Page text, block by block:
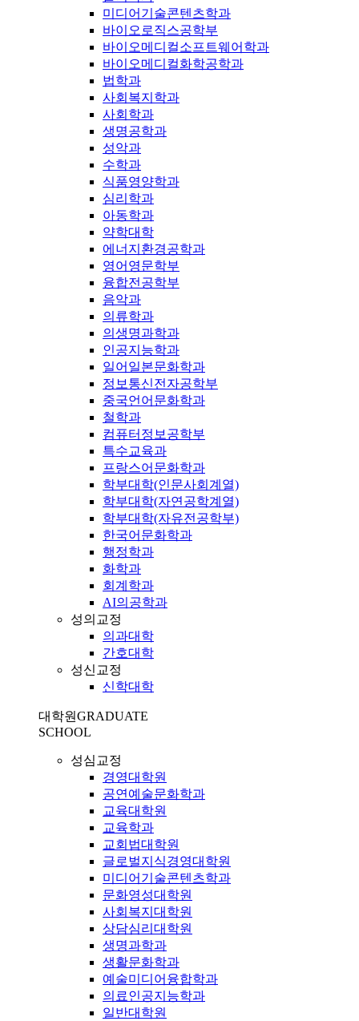
미디어기술콘텐츠학과
바이오로직스공학부
바이오메디컬소프트웨어학과
바이오메디컬화학공학과
법학과
사회복지학과
사회학과
생명공학과
성악과
수학과
식품영양학과
심리학과
아동학과
약학대학
에너지환경공학과
영어영문학부
융합전공학부
음악과
의류학과
의생명과학과
인공지능학과
일어일본문화학과
정보통신전자공학부
중국언어문화학과
철학과
컴퓨터정보공학부
특수교육과
프랑스어문화학과
학부대학(인문사회계열)
학부대학(자연공학계열)
학부대학(자유전공학부)
한국어문화학과
행정학과
화학과
회계학과
AI의공학과
성의교정
의과대학
간호대학
성신교정
신학대학
대학원GRADUATE
SCHOOL
성심교정
경영대학원
공연예술문화학과
교육대학원
교육학과
교회법대학원
글로벌지식경영대학원
미디어기술콘텐츠학과
문화영성대학원
사회복지대학원
상담심리대학원
생명과학과
생활문화학과
예술미디어융합학과
의료인공지능학과
일반대학원